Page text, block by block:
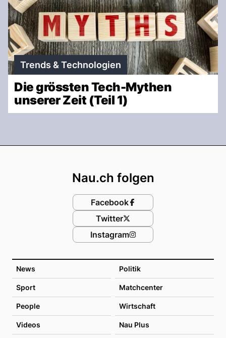
Trends & Technologien
Die grössten Tech-Mythen
unserer Zeit (Teil 1)
News Politik
Sport Matchcenter
People Wirtschaft
Videos Nau Plus
Nau.ch folgen
Facebook
Twitter
Instagram